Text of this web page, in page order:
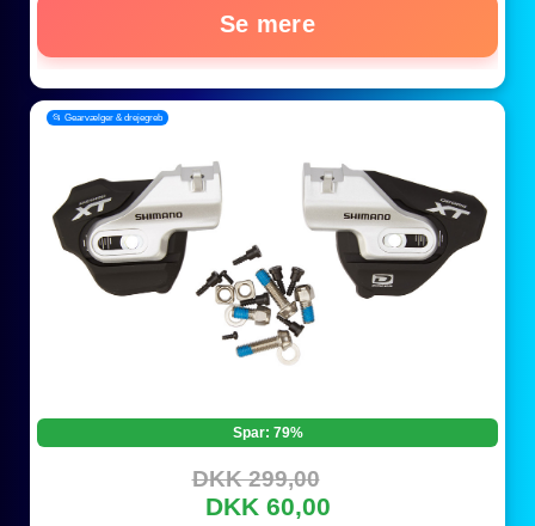
Se mere
📂 Gearvælger & drejegreb
Spar: 79%
DKK 299,00
DKK 60,00